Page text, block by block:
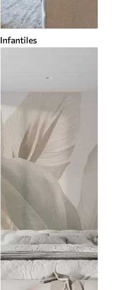
Infantiles